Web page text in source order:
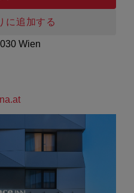
に追加する
Wien